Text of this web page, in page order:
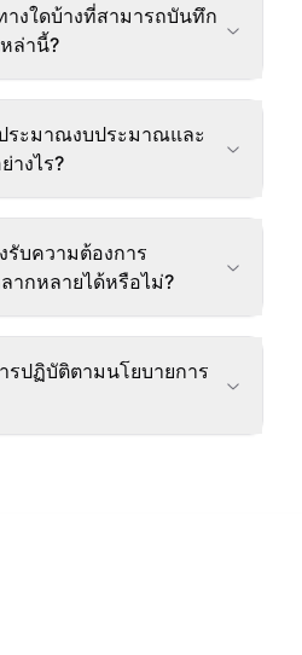
างใดบ้างที่สามารถบันทึก
ล่านี้?
ระมาณงบประมาณและ
างไร?
บความต้องการ
ากหลายได้หรือไม่?
รปฏิบัติตามนโยบายการ